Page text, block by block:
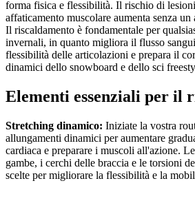
forma fisica e flessibilità. Il rischio di
affaticamento muscolare aumenta senza un
Il riscaldamento è fondamentale per
invernali, in quanto migliora il flusso
flessibilità delle articolazioni e prepara il
dinamici dello snowboard e dello sci
Elementi essenziali per il
Stretching dinamico: Iniziate la vostra
allungamenti dinamici per aumentare
cardiaca e preparare i muscoli all'azione.
gambe, i cerchi delle braccia e le torsioni
scelte per migliorare la flessibilità e la